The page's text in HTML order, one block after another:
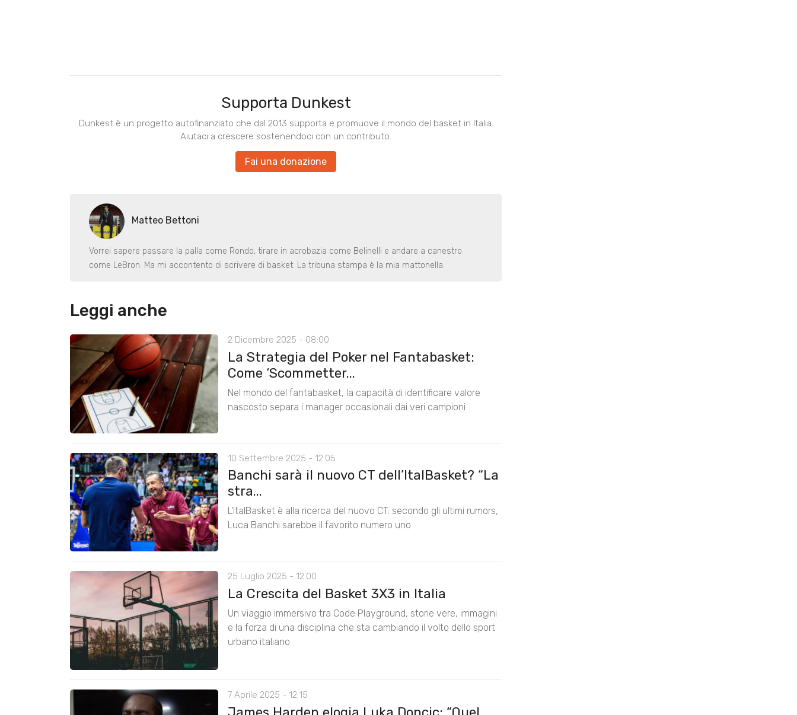
Supporta Dunkest
Dunkest è un progetto autofinanziato che dal 2013 supporta e promuove il mondo del basket in Italia.
Aiutaci a crescere sostenendoci con un contributo.
Fai una donazione
Matteo Bettoni
Vorrei sapere passare la palla come Rondo, tirare in acrobazia come Belinelli e andare a canestro
come LeBron. Ma mi accontento di scrivere di basket. La tribuna stampa è la mia mattonella.
Leggi anche
2 Dicembre 2025 - 08:00
La Strategia del Poker nel Fantabasket:
Come ‘Scommetter...
Nel mondo del fantabasket, la capacità di identificare valore
nascosto separa i manager occasionali dai veri campioni
10 Settembre 2025 - 12:05
Banchi sarà il nuovo CT dell’ItalBasket? “La
stra...
L’ItalBasket è alla ricerca del nuovo CT: secondo gli ultimi rumors,
Luca Banchi sarebbe il favorito numero uno
25 Luglio 2025 - 12:00
La Crescita del Basket 3X3 in Italia
Un viaggio immersivo tra Code Playground, storie vere, immagini
e la forza di una disciplina che sta cambiando il volto dello sport
urbano italiano
7 Aprile 2025 - 12:15